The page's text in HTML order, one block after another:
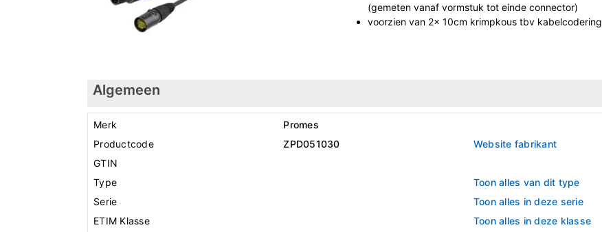
(gemeten vanaf vormstuk tot einde connector)
voorzien van 2x 10cm krimpkous tbv kabelcodering
Algemeen
Merk
Promes
Productcode
ZPD051030
Website fabrikant
GTIN
Type
Toon alles van dit type
Serie
Toon alles in deze serie
ETIM Klasse
Toon alles in deze klasse